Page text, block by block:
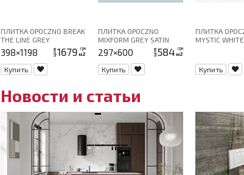
ПЛИТКА OPOCZNO BREAK
THE LINE GREY
STRUCTURE MICRO
40Х120
398×1198 цена1679 грн
м2
Купить
ПЛИТКА OPOCZNO
MIXFORM GREY SATIN
29,7X60 G1
297×600 цена584 грн
м2
Купить
ПЛИТКА
MYSTIC
Купить
Новости и статьи